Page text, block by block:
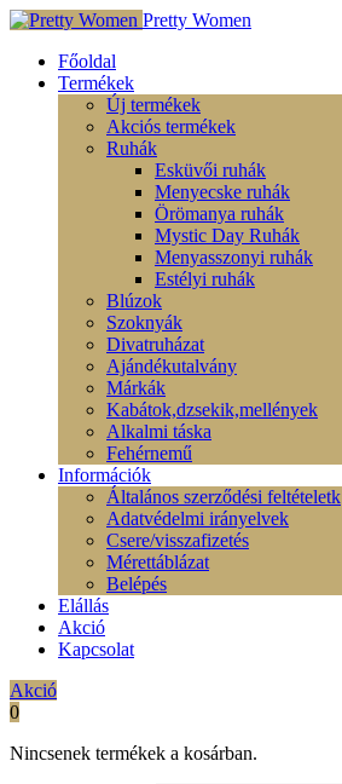
Pretty Women
Főoldal
Termékek
Új termékek
Akciós termékek
Ruhák
Esküvői ruhák
Menyecske ruhák
Örömanya ruhák
Mystic Day Ruhák
Menyasszonyi ruhák
Estélyi ruhák
Blúzok
Szoknyák
Divatruházat
Ajándékutalvány
Márkák
Kabátok,dzsekik,mellények
Alkalmi táska
Fehérnemű
Információk
Általános szerződési feltételetk
Adatvédelmi irányelvek
Csere/visszafizetés
Mérettáblázat
Belépés
Elállás
Akció
Kapcsolat
Akció
0
Nincsenek termékek a kosárban.